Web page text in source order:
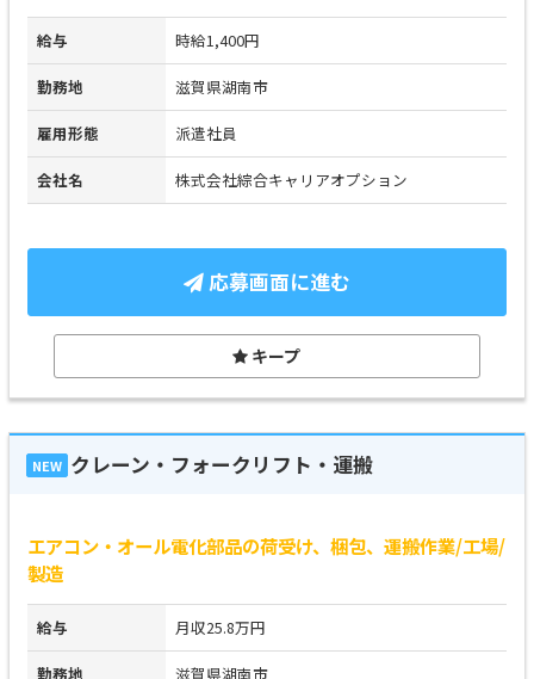
給与 時給1,400円
勤務地 滋賀県湖南市
雇用形態 派遣社員
会社名 株式会社綜合キャリアオプション
応募画面に進む
キープ
NEW クレーン・フォークリフト・運搬
エアコン・オール電化部品の荷受け、梱包、運搬作業/工場/
製造
給与 月収25.8万円
勤務地 滋賀県湖南市